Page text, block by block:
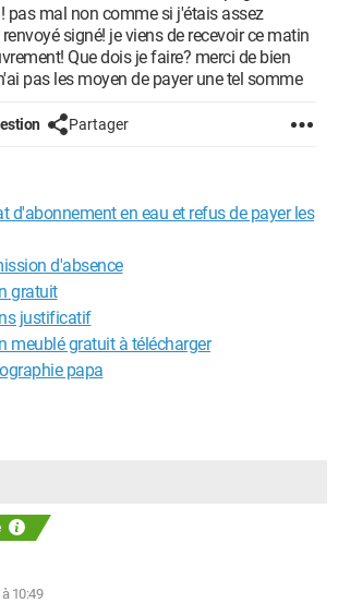
pas mal non comme si j'étais assez
signé! je viens de recevoir ce matin
Que dois je faire? merci de bien
pas les moyen de payer une tel somme
Partager
d'abonnement en eau et refus de payer les
d'absence
gratuit
justificatif
meublé gratuit à télécharger
papa
10:49